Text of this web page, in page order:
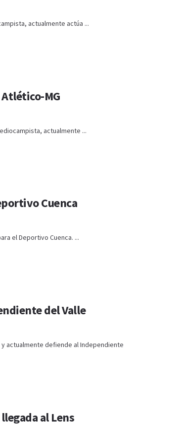
actualmente actúa ...
MG
actualmente ...
Cuenca
el Deportivo Cuenca. ...
del Valle
actualmente defiende al Independiente
al Lens